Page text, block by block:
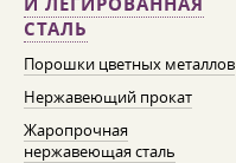
СТАЛЬ
Порошки цветных металлов
Нержавеющий прокат
Жаропрочная
нержавеющая сталь